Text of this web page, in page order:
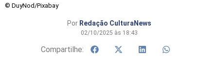
© DuyNod/Pixabay
Por Redação CulturaNews
02/10/2025 às 18:43
Compartilhe: